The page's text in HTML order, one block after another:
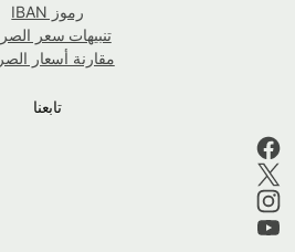
رموز IBAN
تنبيهات سعر الصرف
مقارنة أسعار الصرف
تابعنا